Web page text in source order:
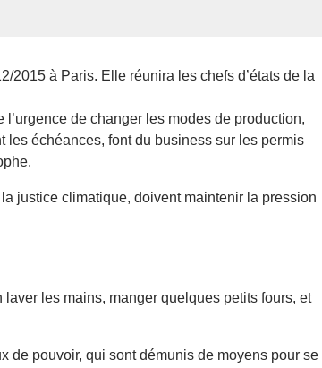
2015 à Paris. Elle réunira les chefs d’états de la
de changer les modes de production,
les échéances, font du business sur les permis
justice climatique, doivent maintenir la pression
les mains, manger quelques petits fours, et
de pouvoir, qui sont démunis de moyens pour se